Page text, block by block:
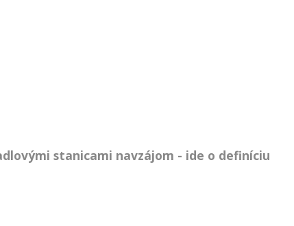
stanicami navzájom - ide o definíciu